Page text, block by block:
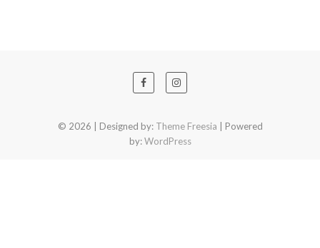
© 2026 | Designed by: Theme Freesia | Powered
by:WordPress